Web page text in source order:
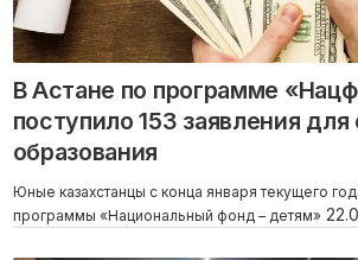
В Астане по программе
поступило 153 заявления
образования
Юные казахстанцы с конца января текущего
программы «Национальный фонд – детям»